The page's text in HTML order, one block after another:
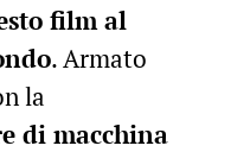
film al
. Armato
la
di macchina